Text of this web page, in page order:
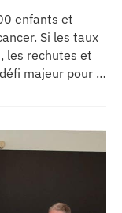
enfants et
Si les taux
les rechutes et
majeur pour la
partenaires,
d’excellence